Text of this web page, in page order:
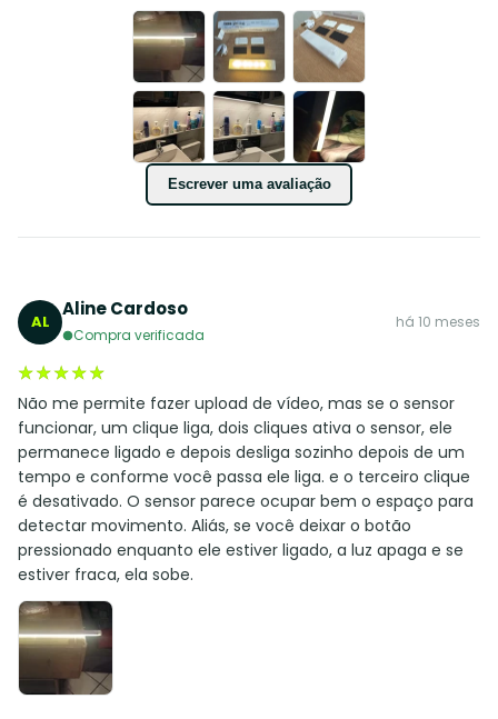
Escrever uma avaliação
AL
Aline Cardoso
Compra verificada
há 10 meses
★★★★★
★★★★★
Não me permite fazer upload de vídeo, mas se o sensor
funcionar, um clique liga, dois cliques ativa o sensor, ele
permanece ligado e depois desliga sozinho depois de um
tempo e conforme você passa ele liga. e o terceiro clique
é desativado. O sensor parece ocupar bem o espaço para
detectar movimento. Aliás, se você deixar o botão
pressionado enquanto ele estiver ligado, a luz apaga e se
estiver fraca, ela sobe.